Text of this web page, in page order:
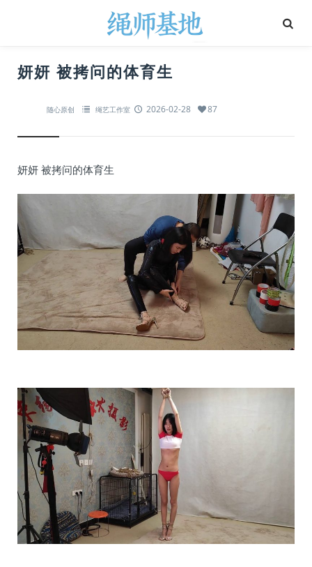
妍妍 被拷问的体育生
随心原创 绳艺工作室 2026-02-28 87
妍妍 被拷问的体育生